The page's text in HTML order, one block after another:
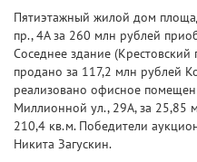
Пятиэтажный жилой дом
пр., 4А за 260 млн рублей
Соседнее здание
продано за 117,2 млн рублей
реализовано офисное
Миллионной ул., 29А, за 25,85
210,4 кв.м. Победители
Никита Загускин.